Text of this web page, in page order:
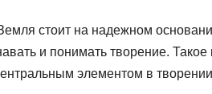
стоит на надежном
и понимать творение.
элементом в